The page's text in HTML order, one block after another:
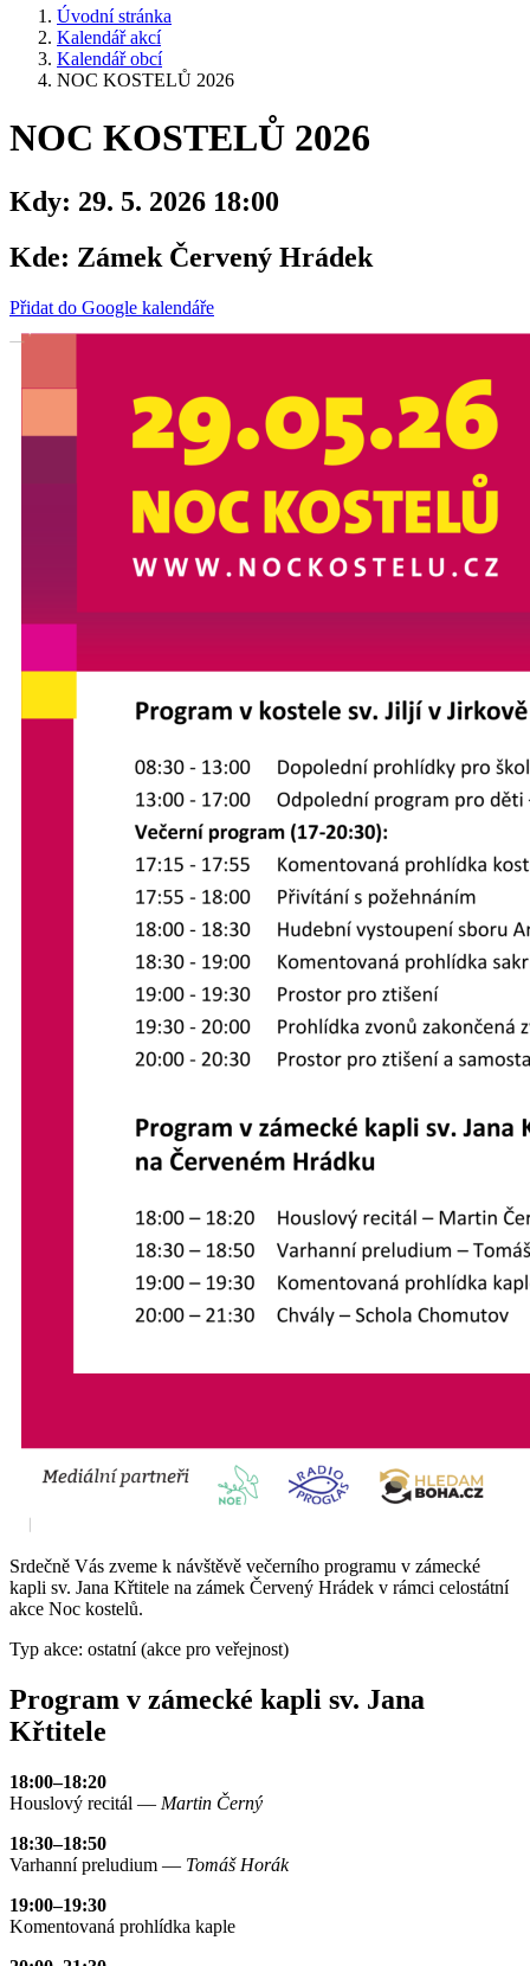
Úvodní stránka
Kalendář akcí
Kalendář obcí
NOC KOSTELŮ 2026
NOC KOSTELŮ 2026
Kdy: 29. 5. 2026 18:00
Kde: Zámek Červený Hrádek
Přidat do Google kalendáře
Srdečně Vás zveme k návštěvě večerního programu v zámecké
kapli sv. Jana Křtitele na zámek Červený Hrádek v rámci celostátní
akce Noc kostelů.
Typ akce: ostatní (akce pro veřejnost)
Program v zámecké kapli sv. Jana
Křtitele
18:00–18:20
Houslový recitál — Martin Černý
18:30–18:50
Varhanní preludium — Tomáš Horák
19:00–19:30
Komentovaná prohlídka kaple